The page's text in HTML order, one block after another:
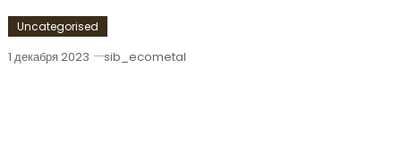
Uncategorised
1 декабря 2023 sib_ecometal